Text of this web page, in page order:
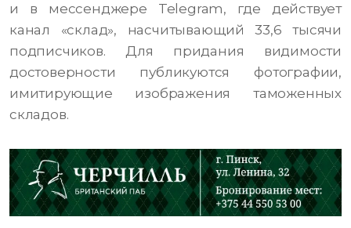
и в мессенджере Telegram, где действует
канал «склад», насчитывающий 33,6 тысячи
подписчиков. Для придания видимости
достоверности публикуются фотографии,
имитирующие изображения таможенных
складов.